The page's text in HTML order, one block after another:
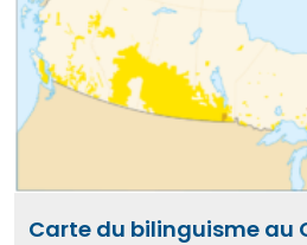
Carte du bilinguisme au